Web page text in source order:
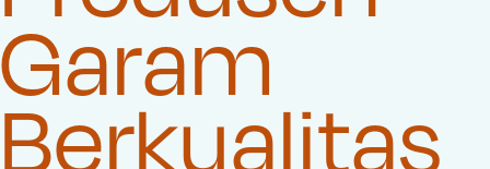
Garam
Berkualitas